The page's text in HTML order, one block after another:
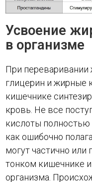
Усвоение
в организме
При
глицерин и жирные
кишечнике
кровь. Не все
кислоты
как ошибочно
могут частично
тонком кишечнике
организма.